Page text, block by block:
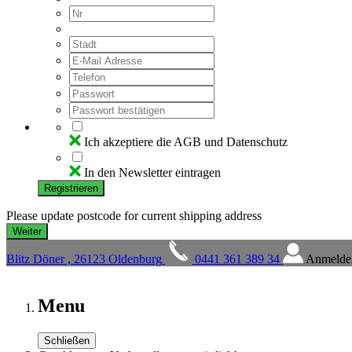
Ich akzeptiere die AGB und Datenschutz
In den Newsletter eintragen
Registrieren
Please update postcode for current shipping address
Blitz Döner , 26123 Oldenburg 0441 361 389 34
Menu
Schließen